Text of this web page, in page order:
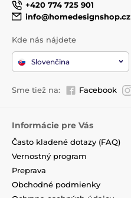
+420 774 725 901
info@homedesignshop.cz
Kde nás nájdete
Slovenčina
Sme tiež na: Facebook
Informácie pre Vás
Často kladené dotazy (FAQ)
Vernostný program
Preprava
Obchodné podmienky